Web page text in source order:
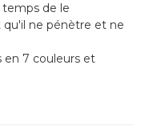
temps de le
ne pénètre et ne
en 7 couleurs et